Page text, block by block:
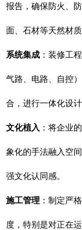
报告，确保防火、
面、石材等天然材质
系统集成 ：装修工
气路、电路、自控
合，进行一体化设
文化植入 ：将企业
象化的手法融入空
强文化认同感。
施工管理 ：制定严
度，特别是对正在